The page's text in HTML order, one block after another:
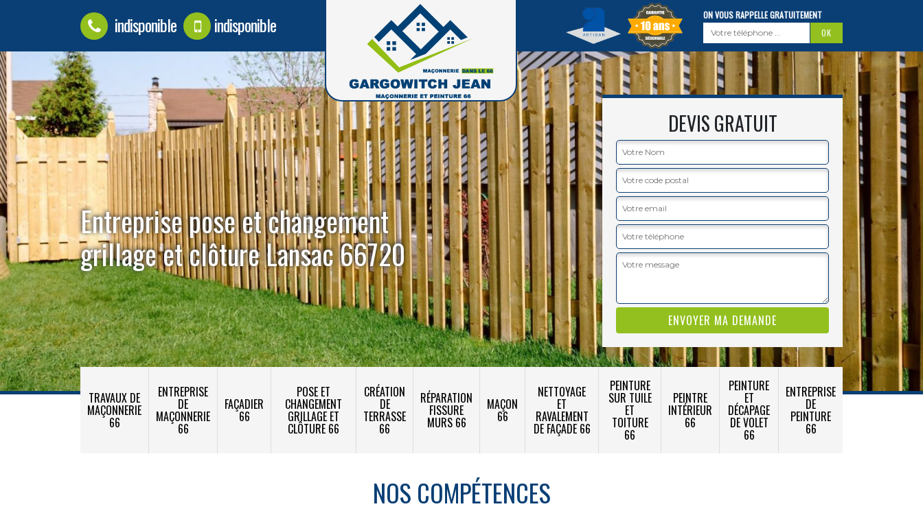
indisponible indisponible ON VOUS RAPPELLE GRATUITEMENT
Entreprise pose et changement
grillage et clôture Lansac 66720
DEVIS GRATUIT
TRAVAUX DE
MAÇONNERIE
66
ENTREPRISE
DE
MAÇONNERIE
66
FAÇADIER
66
POSE ET
CHANGEMENT
GRILLAGE ET
CLÔTURE 66
CRÉATION
DE
TERRASSE
66
RÉPARATION
FISSURE
MURS 66
MAÇON
66
NETTOYAGE
ET
RAVALEMENT
DE FAÇADE 66
PEINTURE
SUR TUILE
ET
TOITURE
66
PEINTRE
INTÉRIEUR
66
PEINTURE
ET
DÉCAPAGE
DE VOLET
66
ENTREPRISE
DE
PEINTURE
66
NOS COMPÉTENCES